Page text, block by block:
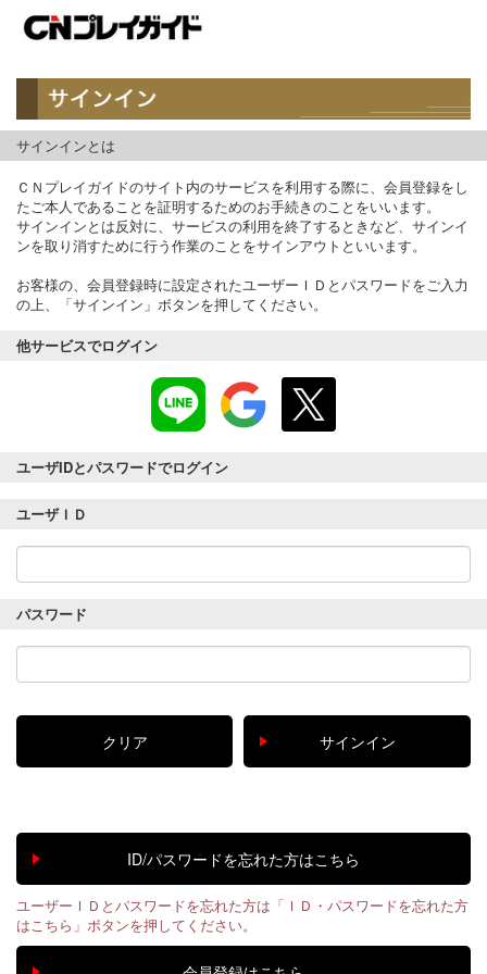
サインインとは
ＣＮプレイガイドのサイト内のサービスを利用する際に、会員登録をし
たご本人であることを証明するためのお手続きのことをいいます。
サインインとは反対に、サービスの利用を終了するときなど、サインイ
ンを取り消すために行う作業のことをサインアウトといいます。
お客様の、会員登録時に設定されたユーザーＩＤとパスワードをご入力
の上、「サインイン」ボタンを押してください。
他サービスでログイン
ユーザIDとパスワードでログイン
ユーザＩＤ
パスワード
ユーザーＩＤとパスワードを忘れた方は「ＩＤ・パスワードを忘れた方
はこちら」ボタンを押してください。